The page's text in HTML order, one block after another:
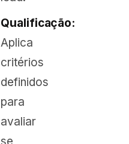
Qualificação:
Aplica
critérios
definidos
para
avaliar
se